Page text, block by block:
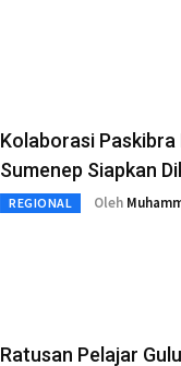
Kolaborasi Paskibra
Sumenep Siapkan
REGIONAL Oleh
Ratusan Pelajar